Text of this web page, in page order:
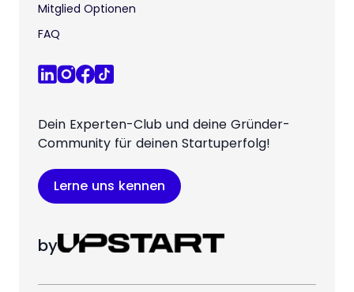
Mitglied Optionen
FAQ
Dein Experten-Club und deine Gründer-
Community für deinen Startuperfolg!
Lerne uns kennen
by